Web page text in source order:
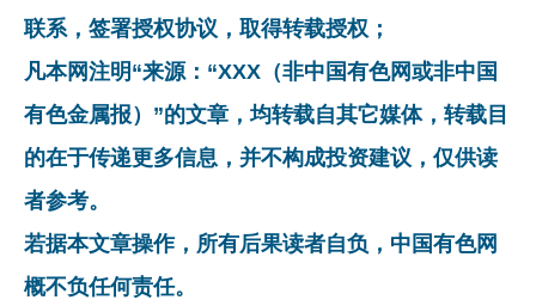
联系，签署授权协议，取得转载授权；
凡本网注明“来源：“XXX（非中国有色网或非中国
有色金属报）”的文章，均转载自其它媒体，转载目
的在于传递更多信息，并不构成投资建议，仅供读
者参考。
若据本文章操作，所有后果读者自负，中国有色网
概不负任何责任。